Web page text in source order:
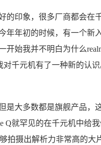
的印象，很多厂商都会在
年年初的时候，有一个新
开始我并不明白为什么
千元机有了一种新的认识
是大多数都是旗舰产品，
Q就罕见的在千元机中给
拍摄出解析力非常高的大